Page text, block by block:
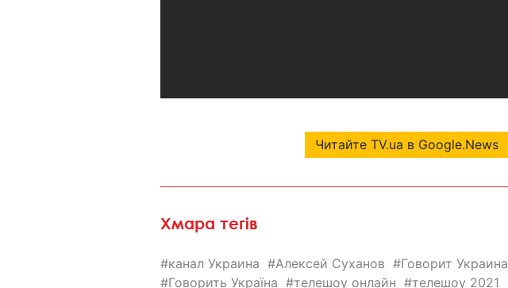
Читайте TV.ua в Google.News
Хмара тегів
канал Украина Алексей Суханов Говорит Украина
Говорить Україна
телешоу онлайн телешоу 2021